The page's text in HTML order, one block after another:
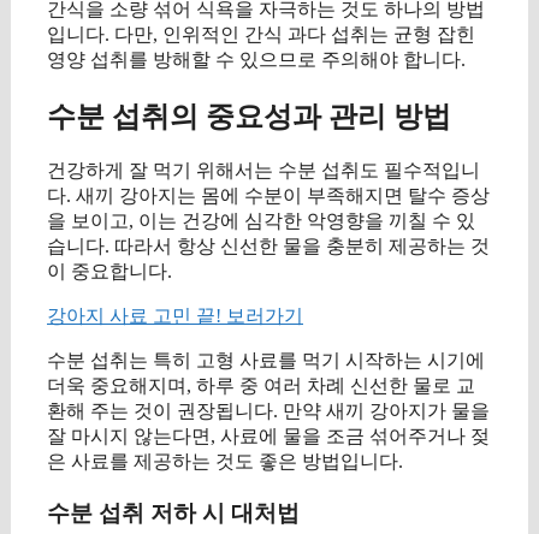
간식을 소량 섞어 식욕을 자극하는 것도 하나의 방법
입니다. 다만, 인위적인 간식 과다 섭취는 균형 잡힌
영양 섭취를 방해할 수 있으므로 주의해야 합니다.
수분 섭취의 중요성과 관리 방법
건강하게 잘 먹기 위해서는 수분 섭취도 필수적입니
다. 새끼 강아지는 몸에 수분이 부족해지면 탈수 증상
을 보이고, 이는 건강에 심각한 악영향을 끼칠 수 있
습니다. 따라서 항상 신선한 물을 충분히 제공하는 것
이 중요합니다.
강아지 사료 고민 끝! 보러가기
수분 섭취는 특히 고형 사료를 먹기 시작하는 시기에
더욱 중요해지며, 하루 중 여러 차례 신선한 물로 교
환해 주는 것이 권장됩니다. 만약 새끼 강아지가 물을
잘 마시지 않는다면, 사료에 물을 조금 섞어주거나 젖
은 사료를 제공하는 것도 좋은 방법입니다.
수분 섭취 저하 시 대처법